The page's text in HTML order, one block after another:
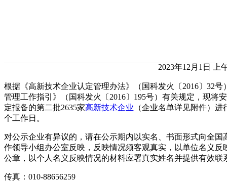
2023年12月1日 上
根据《高新技术企业认定管理办法》（国科发火〔2016〕32
管理工作指引》（国科发火〔2016〕195号）有关规定，现将
定报备的第二批2635家高新技术企业 （企业名单详见附件）
个工作日。
对公示企业有异议的，请在公示期内以实名、书面形式向全国
作领导小组办公室反映，反映情况须客观真实，以单位名义反
公章，以个人名义反映情况的材料应署真实姓名并提供有效联
传真：010-88656259